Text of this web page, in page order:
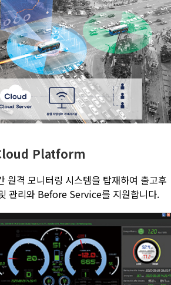
Platform
원격 모니터링 시스템을 탑재하여 출고후
관리와 Before Service를 지원합니다.